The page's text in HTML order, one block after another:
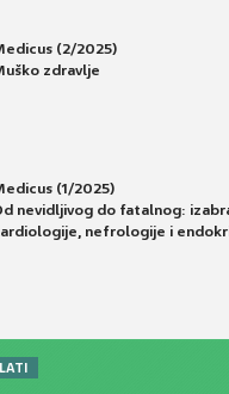
(2/2025)
zdravlje
(1/2025)
nevidljivog do fatalnog:
nefrologije i